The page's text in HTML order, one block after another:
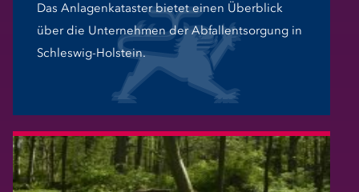
Das Anlagenkataster bietet einen Überblick
über die Unternehmen der Abfallentsorgung in
Schleswig-Holstein.